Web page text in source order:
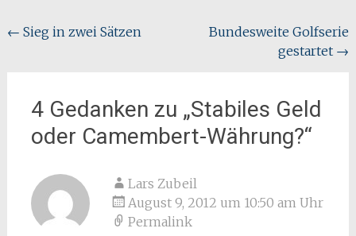
Beitragsnavigation
← Sieg in zwei Sätzen
Bundesweite Golfserie
gestartet →
4 Gedanken zu „Stabiles Geld
oder Camembert-Währung?“
Lars Zubeil
August 9, 2012 um 10:50 am Uhr
Permalink